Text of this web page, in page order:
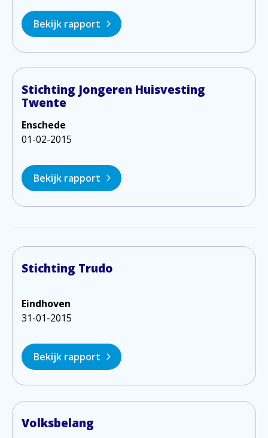
Bekijk rapport
Stichting Jongeren Huisvesting
Twente
Enschede
01-02-2015
Bekijk rapport
Stichting Trudo
Eindhoven
31-01-2015
Bekijk rapport
Volksbelang